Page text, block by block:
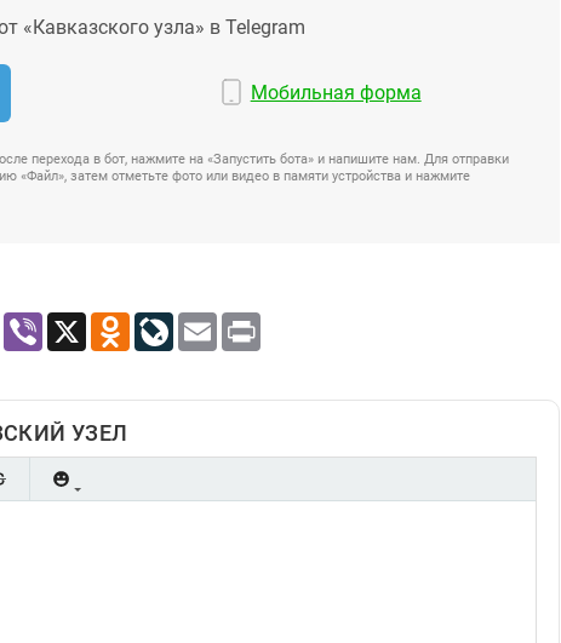
«Кавказского узла» в Telegram
Мобильная форма
перехода в бот, нажмите на «Запустить бота» и напишите нам. Для отправки
«Файл», затем отметьте фото или видео в памяти устройства и нажмите
WhatsApp
Viber X Odnoklassniki
LiveJournal
Email
УЗЕЛ